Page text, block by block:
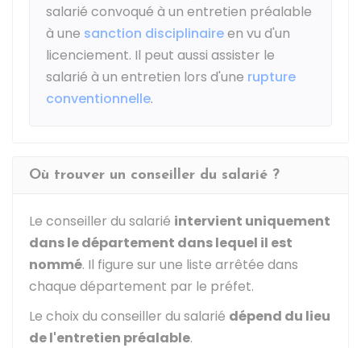
salarié convoqué à un entretien préalable
à une sanction disciplinaireen vu d'un
licenciement. Il peut aussi assister le
salarié à un entretien lors d'une rupture
conventionnelle.
Où trouver un conseiller du salarié ?
Le conseiller du salarié intervient uniquement
dans le département dans lequel il est
nommé. Il figure sur une liste arrêtée dans
chaque département par le préfet.
Le choix du conseiller du salarié dépend du lieu
de l'entretien préalable.